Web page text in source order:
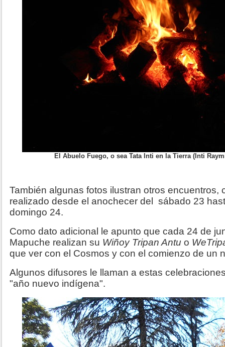
El Abuelo Fuego, o sea Tata Inti en la Tierra (Inti
También algunas fotos ilustran otros encuentros,
realizado desde el anochecer del sábado 23
domingo 24.
Como dato adicional le apunto que cada 24 de
Mapuche realizan su Wiñoy Tripan Antu o
que ver con el Cosmos y con el comienzo de un
Algunos difusores le llaman a estas
"año nuevo indígena".